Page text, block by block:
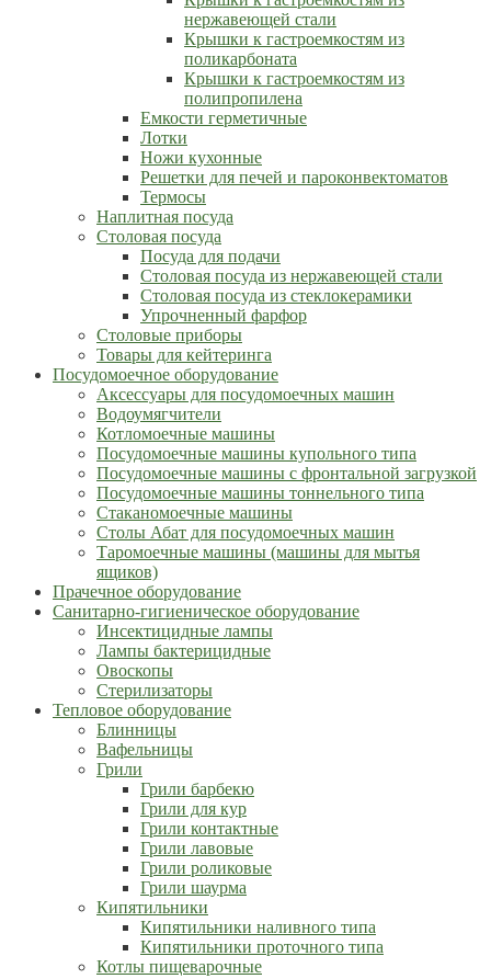
нержавеющей стали
Крышки к гастроемкостям из
поликарбоната
Крышки к гастроемкостям из
полипропилена
Емкости герметичные
Лотки
Ножи кухонные
Решетки для печей и пароконвектоматов
Термосы
Наплитная посуда
Столовая посуда
Посуда для подачи
Столовая посуда из нержавеющей стали
Столовая посуда из стеклокерамики
Упрочненный фарфор
Столовые приборы
Товары для кейтеринга
Посудомоечное оборудование
Аксессуары для посудомоечных машин
Водоумягчители
Котломоечные машины
Посудомоечные машины купольного типа
Посудомоечные машины с фронтальной загрузкой
Посудомоечные машины тоннельного типа
Стаканомоечные машины
Столы Абат для посудомоечных машин
Таромоечные машины (машины для мытья
ящиков)
Прачечное оборудование
Санитарно-гигиеническое оборудование
Инсектицидные лампы
Лампы бактерицидные
Овоскопы
Стерилизаторы
Тепловое оборудование
Блинницы
Вафельницы
Грили
Грили барбекю
Грили для кур
Грили контактные
Грили лавовые
Грили роликовые
Грили шаурма
Кипятильники
Кипятильники наливного типа
Кипятильники проточного типа
Котлы пищеварочные